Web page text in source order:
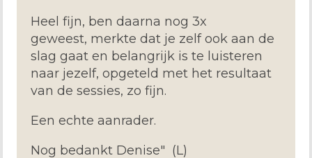
Heel fijn, ben daarna nog 3x
geweest, merkte dat je zelf ook aan de
slag gaat en belangrijk is te luisteren
naar jezelf, opgeteld met het resultaat
van de sessies, zo fijn.
Een echte aanrader.
Nog bedankt Denise" (L)